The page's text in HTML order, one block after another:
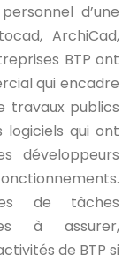
d’une
ArchiCad,
BTP ont
qui encadre
travaux publics
qui ont
développeurs
de tâches
à assurer,
de BTP si